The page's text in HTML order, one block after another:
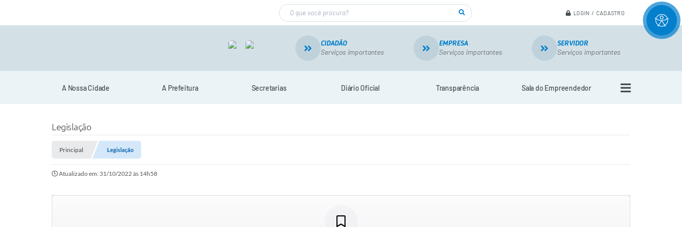
LOGIN / CADASTRO
CIDADÃO
Serviços importantes
EMPRESA
Serviços importantes
SERVIDOR
Serviços importantes
A Nossa Cidade A Prefeitura Secretarias Diário Oficial Transparência Sala do Empreendedor
Legislação
Principal Legislação
Atualizado em: 31/10/2022 às 14h58